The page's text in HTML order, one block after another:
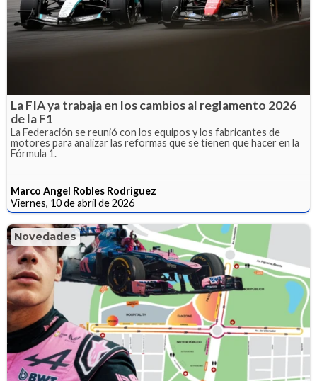
La FIA ya trabaja en los cambios al reglamento 2026
de la F1
La Federación se reunió con los equipos y los fabricantes de
motores para analizar las reformas que se tienen que hacer en la
Fórmula 1.
Marco Angel Robles Rodriguez
Viernes, 10 de abril de 2026
Novedades